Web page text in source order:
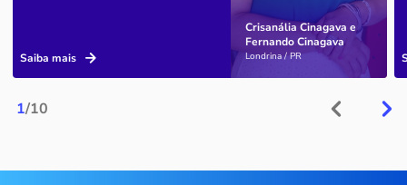
1/10
Crisanália Cinagava e
Fernando Cinagava
Londrina / PR
Saiba mais